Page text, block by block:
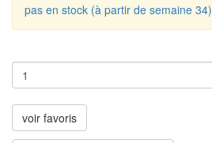
pas en stock (à partir de semaine 34)
voir favoris